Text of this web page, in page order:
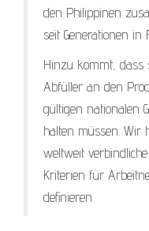
den Philippinen
seit Generationen in
Hinzu kommt, dass
Abfüller an den
gültigen nationalen
halten müssen. Wir
weltweit
Kriterien für
definieren.